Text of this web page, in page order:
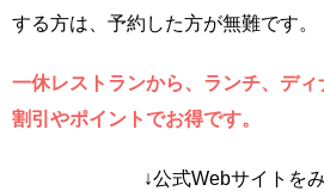
する方は、予約した方が無難です。
一休レストランから、ランチ、ディ
割引やポイントでお得です。
↓公式Webサイトを